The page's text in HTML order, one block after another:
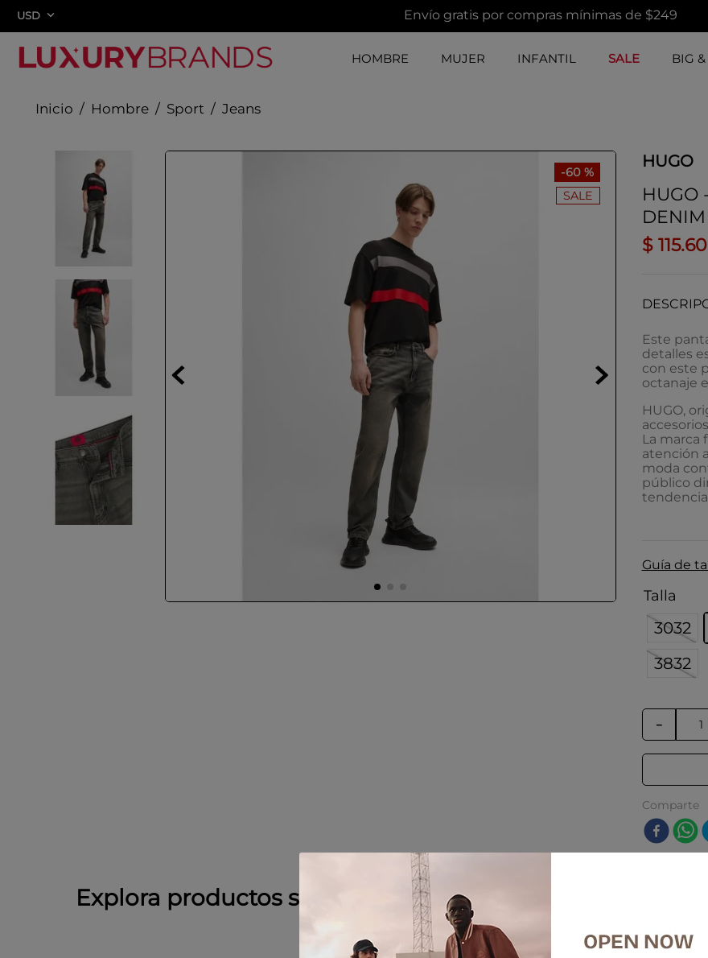
Envío gratis por compras mínimas de $249
USD
HOMBRE MUJER INFANTIL SALE BIG &
Hombre Sport Jeans
-60 %
SALE
HUGO
HUGO
$ 115.60
Este
detalles
con este
octanaje
HUGO,
La marca
atención
moda
público
Guía de
Talla
3032
3832
－
Comparte
Explora productos similares
-20 %